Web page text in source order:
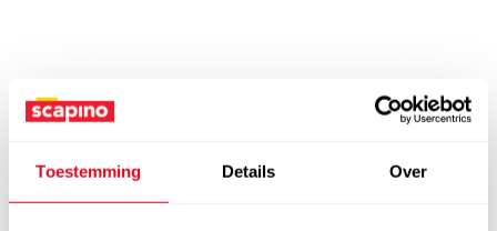
Toestemming Details Over